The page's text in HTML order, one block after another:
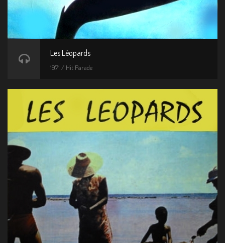
Les Léopards
1971 / Hit Parade